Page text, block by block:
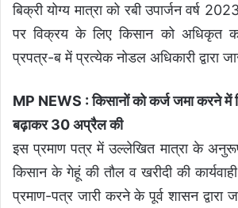
बिक्री योग्य मात्रा को रबी उपार्जन वर्ष
पर विक्रय के लिए किसान को अधिकृत
प्रपत्र-ब में प्रत्येक नोडल अधिकारी द्वारा
MP NEWS : किसानों को कर्ज जमा करने में
बढ़ाकर 30 अप्रैल की
इस प्रमाण पत्र में उल्लेखित मात्रा के अनुरूप
किसान के गेहूं की तौल व खरीदी की
प्रमाण-पत्र जारी करने के पूर्व शासन द्वारा